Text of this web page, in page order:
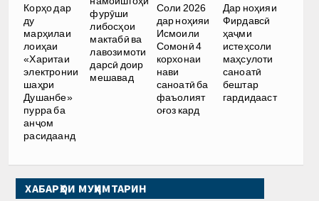
Корҳо дар
ду
марҳилаи
лоиҳаи
«Харитаи
электронии
шаҳри
Душанбе»
пурра ба
анҷом
расидаанд
фурӯши
либосҳои
мактабӣ ва
лавозимоти
дарсӣ доир
мешавад
Соли 2026
дар ноҳияи
Исмоили
Сомонӣ 4
корхонаи
нави
саноатӣ ба
фаъолият
оғоз кард
Дар ноҳияи
Фирдавсӣ
ҳаҷми
истеҳсоли
маҳсулоти
саноатӣ
бештар
гардидааст
ХАБАРҲОИ МУҲИМТАРИН